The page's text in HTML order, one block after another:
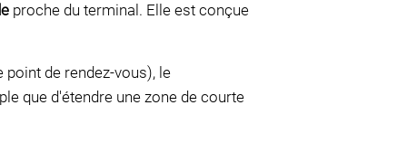
proche du terminal. Elle est conçue
de rendez-vous), le
que d'étendre une zone de courte